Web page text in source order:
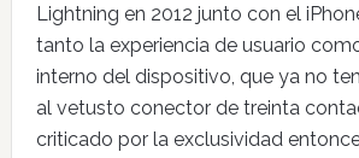
Lightning en 2012 junto con el
tanto la experiencia de usuario
interno del dispositivo, que ya no
al vetusto conector de treinta
criticado por la exclusividad